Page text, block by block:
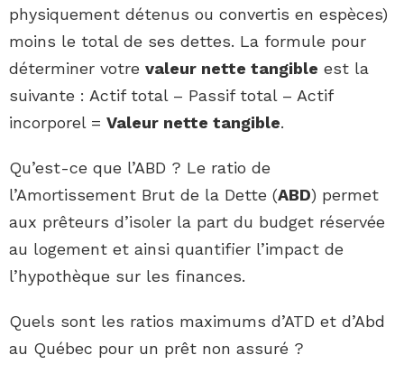
physiquement détenus ou convertis en espèces)
moins le total de ses dettes. La formule pour
déterminer votre valeur nette tangible est la
suivante : Actif total – Passif total – Actif
incorporel = Valeur nette tangible.
Qu’est-ce que l’ABD ? Le ratio de
l’Amortissement Brut de la Dette (ABD) permet
aux prêteurs d’isoler la part du budget réservée
au logement et ainsi quantifier l’impact de
l’hypothèque sur les finances.
Quels sont les ratios maximums d’ATD et d’Abd
au Québec pour un prêt non assuré ?